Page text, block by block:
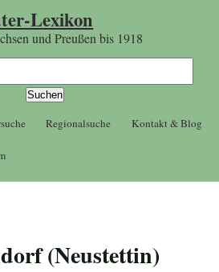
Lexikon
und Preußen bis 1918
Regionalsuche Kontakt & Blog
(Neustettin)